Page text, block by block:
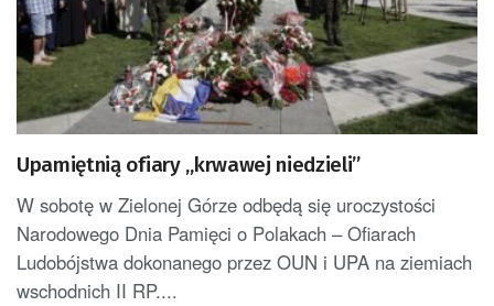
Upamiętnią ofiary „krwawej niedzieli”
W sobotę w Zielonej Górze odbędą się uroczystości
Narodowego Dnia Pamięci o Polakach – Ofiarach
Ludobójstwa dokonanego przez OUN i UPA na ziemiach
wschodnich II RP....